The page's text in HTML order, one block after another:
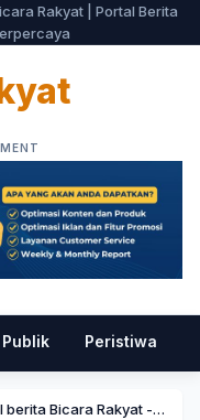
Rakyat | Portal Berita
Publik Peristiwa
Selamat datang di portal berita Bicara Rakyat - Menyajikan informasi tercepat dan terpercaya.